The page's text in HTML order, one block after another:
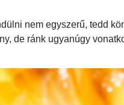
nem egyszerű, tedd
de ránk ugyanúgy